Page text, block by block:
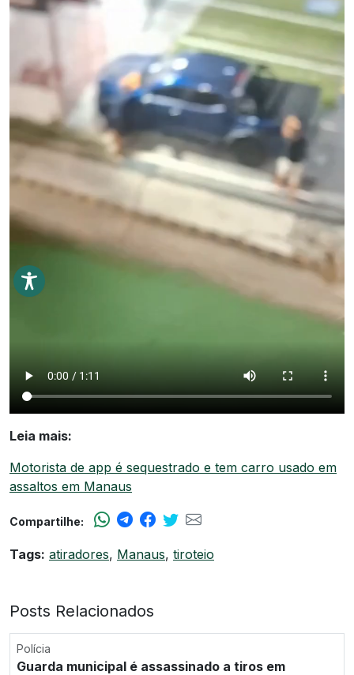
Leia mais:
Motorista de app é sequestrado e tem carro usado em
assaltos em Manaus
Compartilhe:
Tags: atiradores, Manaus, tiroteio
Posts Relacionados
Polícia
Guarda municipal é assassinado a tiros em